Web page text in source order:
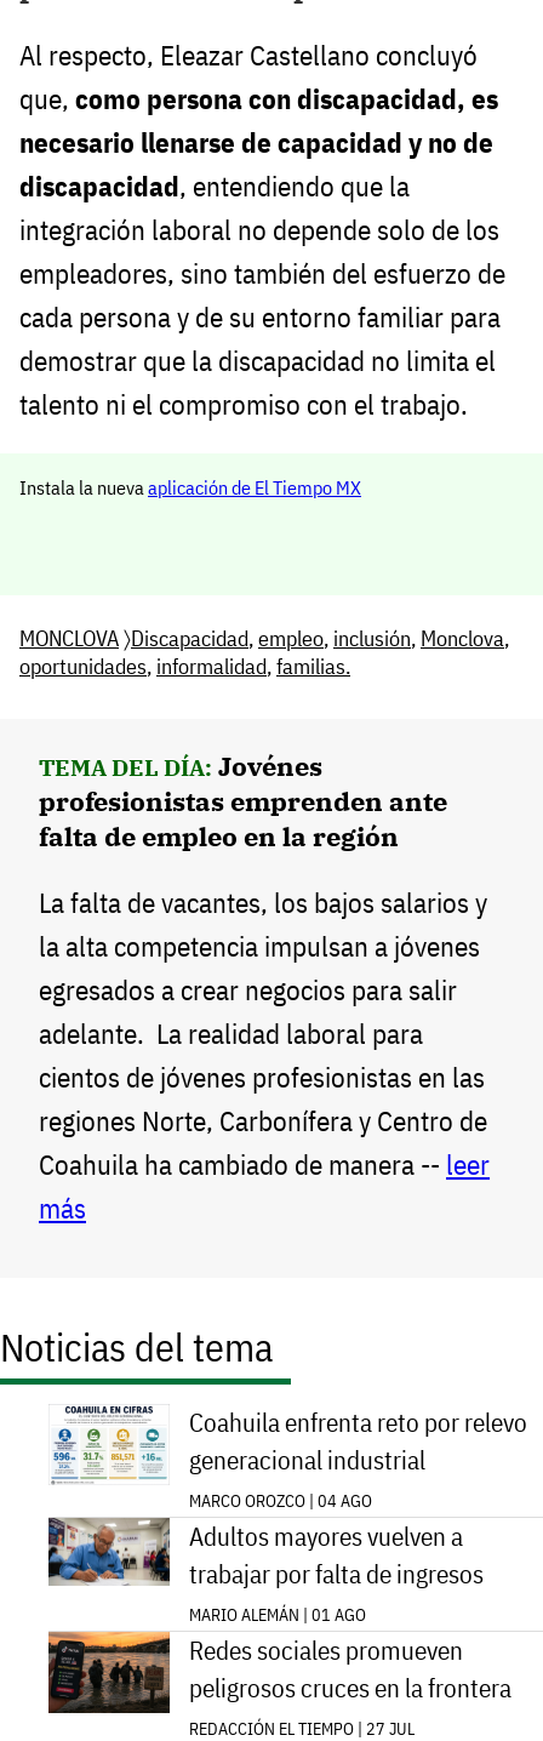
Al respecto, Eleazar Castellano concluyó
que, como persona con discapacidad, es
necesario llenarse de capacidad y no de
discapacidad, entendiendo que la
integración laboral no depende solo de los
empleadores, sino también del esfuerzo de
cada persona y de su entorno familiar para
demostrar que la discapacidad no limita el
talento ni el compromiso con el trabajo.
Instala la nuevaaplicación de El Tiempo MX
MONCLOVA〉Discapacidad,empleo, inclusión, Monclova,
oportunidades, informalidad,familias.
TEMA DEL DÍA: Jovénes
profesionistas emprenden ante
falta de empleo en la región
La falta de vacantes, los bajos salarios y
la alta competencia impulsan a jóvenes
egresados a crear negocios para salir
adelante. La realidad laboral para
cientos de jóvenes profesionistas en las
regiones Norte, Carbonífera y Centro de
Coahuila ha cambiado de manera -- leer
más
Noticias del tema
Coahuila enfrenta reto por relevo
generacional industrial
MARCO OROZCO | 04 AGO
Adultos mayores vuelven a
trabajar por falta de ingresos
MARIO ALEMÁN | 01 AGO
Redes sociales promueven
peligrosos cruces en la frontera
REDACCIÓN EL TIEMPO | 27 JUL